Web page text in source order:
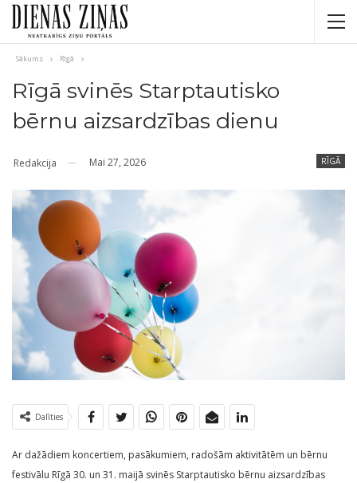
Sākums Rīgā
Rīgā svinēs Starptautisko
bērnu aizsardzības dienu
RĪGĀ
Redakcija Mai 27, 2026
Dalīties
Ar dažādiem koncertiem, pasākumiem, radošām aktivitātēm un bērnu
festivālu Rīgā 30. un 31. maijā svinēs Starptautisko bērnu aizsardzības